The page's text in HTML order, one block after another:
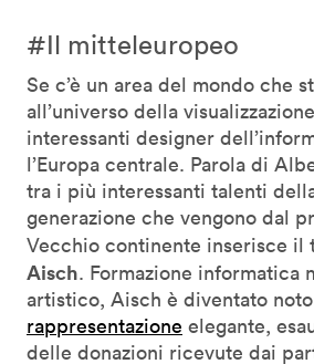
#Il mitteleuropeo
Se c’è un area del mondo che
all’universo della
interessanti designer
l’Europa centrale. Parola di
tra i più interessanti talenti
generazione che vengono dal
Vecchio continente inserisce il
Aisch. Formazione informatica
artistico, Aisch è diventato
rappresentazione elegante,
delle donazioni ricevute dai